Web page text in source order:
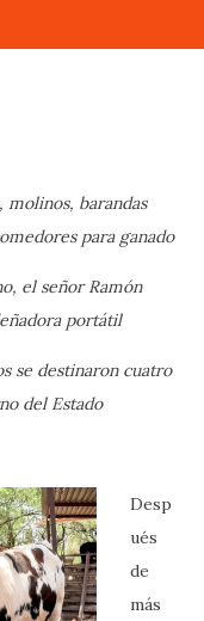
molinos, barandas
para ganado
el señor Ramón
portátil
se destinaron cuatro
del Estado
Desp
ués
de
más